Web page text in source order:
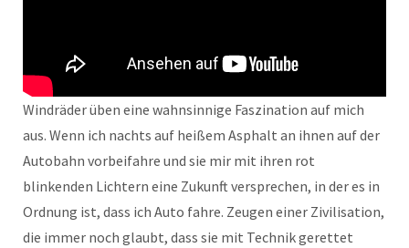
Windräder üben eine wahnsinnige Faszination auf mich
aus. Wenn ich nachts auf heißem Asphalt an ihnen auf der
Autobahn vorbeifahre und sie mir mit ihren rot
blinkenden Lichtern eine Zukunft versprechen, in der es in
Ordnung ist, dass ich Auto fahre. Zeugen einer Zivilisation,
die immer noch glaubt, dass sie mit Technik gerettet